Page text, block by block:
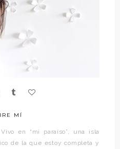
MÍ
en “mi paraíso”, una isla
de la que estoy completa y